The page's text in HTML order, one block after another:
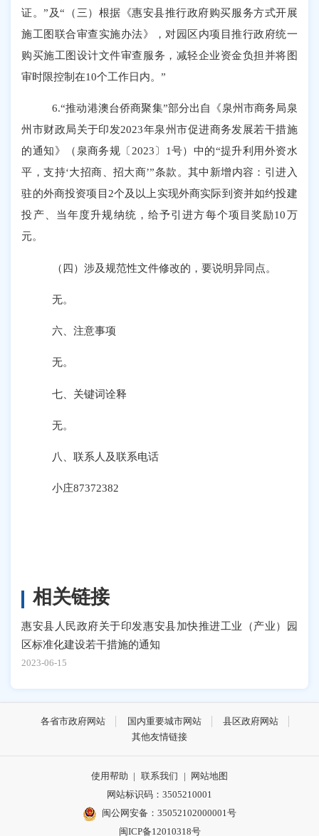
证。”及“（三）根据《惠安县推行政府购买服务方式开展
施工图联合审查实施办法》，对园区内项目推行政府统一
购买施工图设计文件审查服务，减轻企业资金负担并将图
审时限控制在10个工作日内。”
6.“推动港澳台侨商聚集”部分出自《泉州市商务局泉
州市财政局关于印发2023年泉州市促进商务发展若干措施
的通知》（泉商务规〔2023〕1号）中的“提升利用外资水
平，支持‘大招商、招大商’”条款。其中新增内容：引进入
驻的外商投资项目2个及以上实现外商实际到资并如约投建
投产、当年度升规纳统，给予引进方每个项目奖励10万
元。
（四）涉及规范性文件修改的，要说明异同点。
无。
六、注意事项
无。
七、关键词诠释
无。
八、联系人及联系电话
小庄87372382
相关链接
惠安县人民政府关于印发惠安县加快推进工业（产业）园
区标准化建设若干措施的通知
2023-06-15
各省市政府网站 国内重要城市网站
县区政府网站
其他友情链接
使用帮助 | 联系我们 |
网站地图
网站标识码：3505210001
闽公网安备：35052102000001号
闽ICP备12010318号